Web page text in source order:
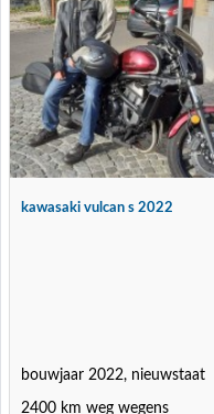
kawasaki vulcan s 2022
bouwjaar 2022, nieuwstaat
2400 km weg wegens